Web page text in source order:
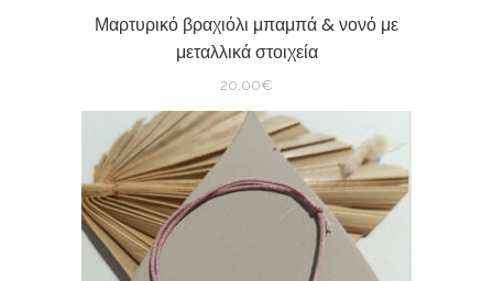
Μαρτυρικό βραχιόλι μπαμπά & νονό με
μεταλλικά στοιχεία
20,00€